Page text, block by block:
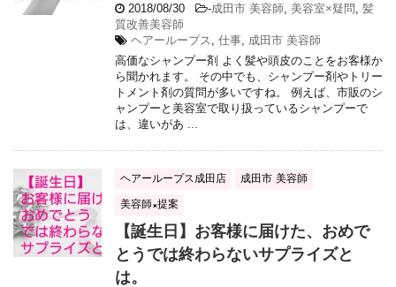
2018/08/30 -成田市 美容師, 美容室×疑問 , 髪
質改善美容師
ヘアーループス , 仕事, 成田市 美容師
高価なシャンプー剤 よく髪や頭皮のことをお客様か
ら聞かれます。 その中でも、シャンプー剤やトリー
トメント剤の質問が多いですね。 例えば、市販のシ
ャンプーと美容室で取り扱っているシャンプーで
は、違いがあ ...
ヘアーループス成田店 成田市 美容師
美容師×提案
【誕生日】お客様に届けた、おめで
とうでは終わらないサプライズと
は。